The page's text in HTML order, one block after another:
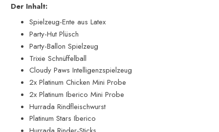
Der Inhalt:
Spielzeug-Ente aus Latex
Party-Hut Plüsch
Party-Ballon Spielzeug
Trixie Schnüffelball
Cloudy Paws Intelligenzspielzeug
2x Platinum Chicken Mini Probe
2x Platinum Iberico Mini Probe
Hurrada Rindfleischwurst
Platinum Stars Iberico